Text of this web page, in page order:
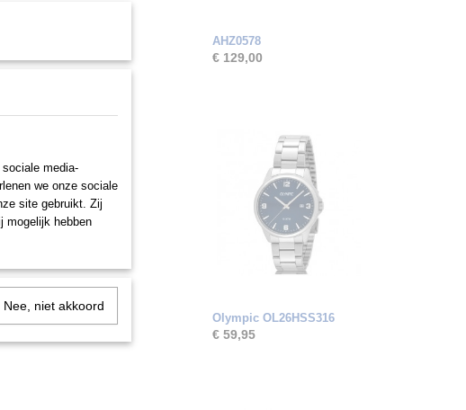
AHZ0578
€ 129,00
Olympic OL26HSS316
€ 59,95
media-
we onze sociale
site gebruikt. Zij
mogelijk hebben
Nee, niet akkoord